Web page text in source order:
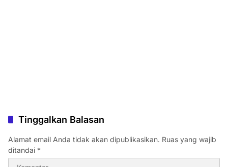
Tinggalkan Balasan
Alamat email Anda tidak akan dipublikasikan. Ruas yang wajib
ditandai *